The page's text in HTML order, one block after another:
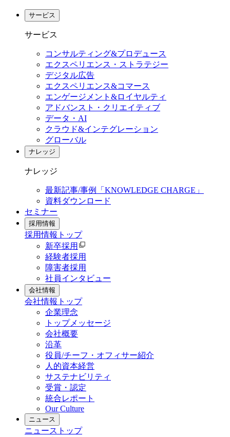
サービス
サービス
コンサルティング&プロデュース
エクスペリエンス・ストラテジー
デジタル広告
エクスペリエンス&コマース
エンゲージメント&ロイヤルティ
アドバンスト・クリエイティブ
データ・AI
クラウド&インテグレーション
グローバル
ナレッジ
ナレッジ
最新記事/事例「KNOWLEDGE CHARGE」
資料ダウンロード
セミナー
採用情報
採用情報 トップ
新卒採用
経験者採用
障害者採用
社員インタビュー
会社情報
会社情報 トップ
企業理念
トップメッセージ
会社概要
沿革
役員/チーフ・オフィサー紹介
人的資本経営
サステナビリティ
受賞・認定
統合レポート
Our Culture
ニュース
ニュース トップ